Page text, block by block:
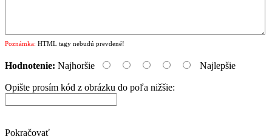
Poznámka: HTML tagy nebudú prevdené!
Hodnotenie: Najhoršie Najlepšie
Opište prosím kód z obrázku do poľa nižšie:
Pokračovať